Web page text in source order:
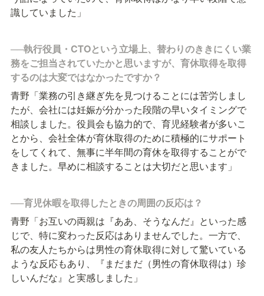
識していました」
──執行役員・CTOという立場上、替わりのききにくい業
務をご担当されていたかと思いますが、育休取得を取得
するのは大変ではなかったですか？
青野「業務の引き継ぎ先を見つけることには苦労しまし
たが、会社には妊娠が分かった段階の早いタイミングで
相談しました。役員会も協力的で、育児経験者が多いこ
とから、会社全体が育休取得のために積極的にサポート
をしてくれて、無事に半年間の育休を取得することがで
きました。早めに相談することは大切だと思います」
──育児休暇を取得したときの周囲の反応は？
青野「お互いの両親は『ああ、そうなんだ』といった感
じで、特に変わった反応はありませんでした。一方で、
私の友人たちからは男性の育休取得に対して驚いている
ような反応もあり、『まだまだ（男性の育休取得は）珍
しいんだな』と実感しました」